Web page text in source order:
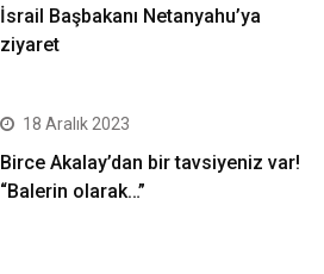
İsrail Başbakanı Netanyahu’ya
ziyaret
18 Aralık 2023
Birce Akalay’dan bir tavsiyeniz var!
“Balerin olarak…”